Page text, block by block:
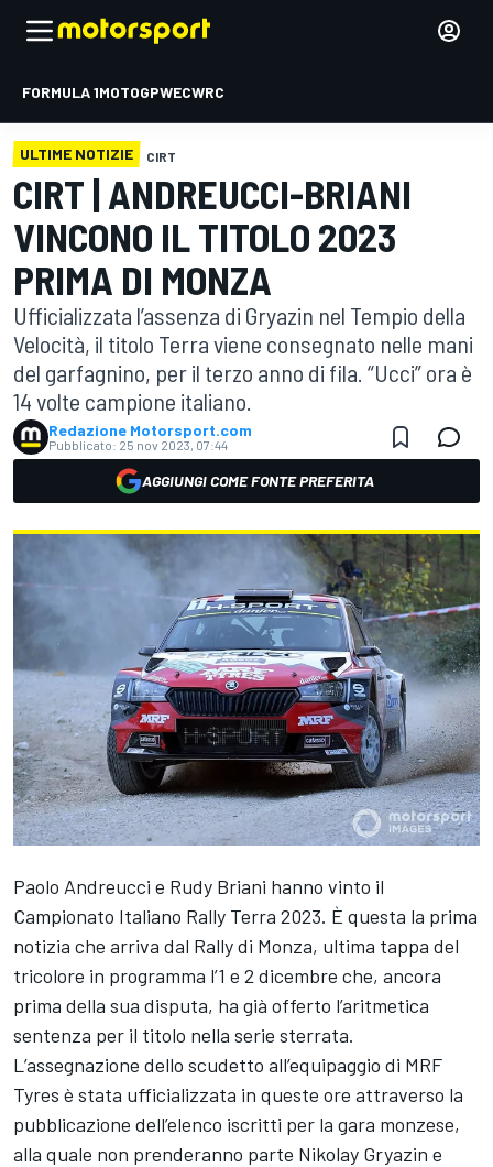
FORMULA 1MOTOGPWECWRC
ULTIME NOTIZIE CIRT
CIRT | ANDREUCCI-BRIANI
VINCONO IL TITOLO 2023
PRIMA DI MONZA
Ufficializzata l’assenza di Gryazin nel Tempio della
Velocità, il titolo Terra viene consegnato nelle mani
del garfagnino, per il terzo anno di fila. “Ucci” ora è
14 volte campione italiano.
Redazione Motorsport.com
Pubblicato: 25 nov 2023, 07:44
AGGIUNGI COME FONTE PREFERITA
Paolo Andreucci e Rudy Briani hanno vinto il
Campionato Italiano Rally Terra 2023. È questa la prima
notizia che arriva dal Rally di Monza, ultima tappa del
tricolore in programma l’1 e 2 dicembre che, ancora
prima della sua disputa, ha già offerto l’aritmetica
sentenza per il titolo nella serie sterrata.
L’assegnazione dello scudetto all’equipaggio di MRF
Tyres è stata ufficializzata in queste ore attraverso la
pubblicazione dell’elenco iscritti per la gara monzese,
alla quale non prenderanno parte Nikolay Gryazin e